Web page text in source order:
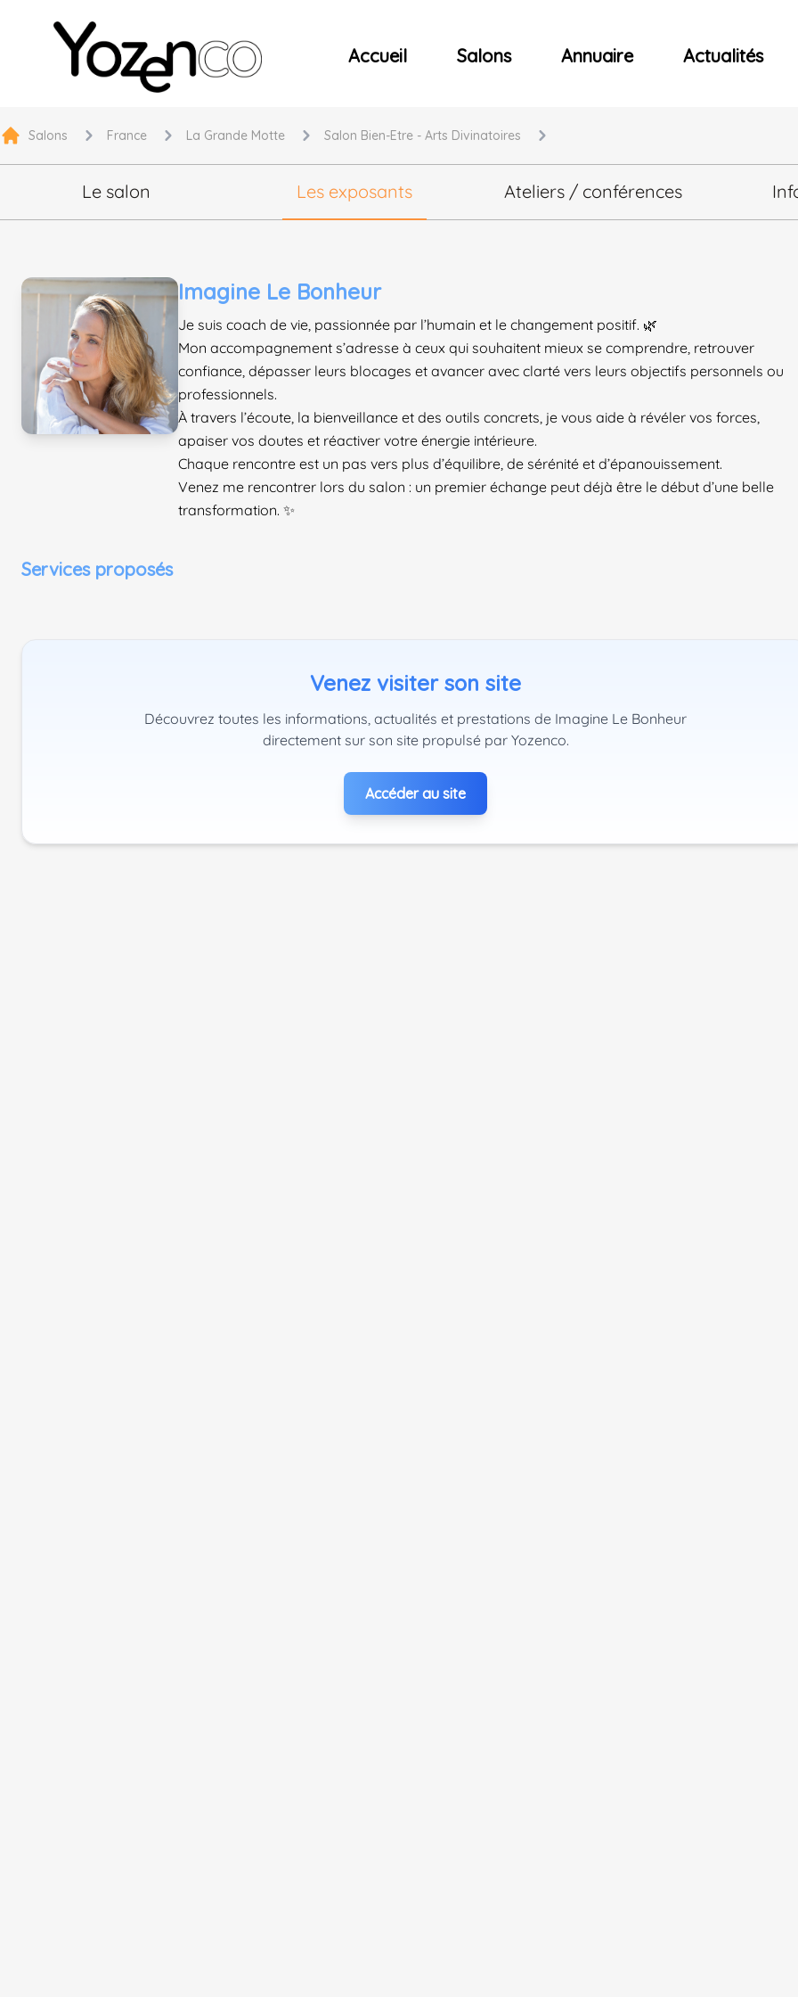
Yozenco - Organisateur de Salons, Evénements et Concerts
Accueil Salons Annuaire Actualités
Salons France La Grande Motte Salon Bien-Etre - Arts Divinatoires
Le salon Les exposants Ateliers / conférences
Imagine Le Bonheur
Je suis coach de vie, passionnée par l’humain et le changement positif. 🌿
Mon accompagnement s’adresse à ceux qui souhaitent mieux se comprendre, retrouver
confiance, dépasser leurs blocages et avancer avec clarté vers leurs objectifs personnels ou
professionnels.
À travers l’écoute, la bienveillance et des outils concrets, je vous aide à révéler vos forces,
apaiser vos doutes et réactiver votre énergie intérieure.
Chaque rencontre est un pas vers plus d’équilibre, de sérénité et d’épanouissement.
Venez me rencontrer lors du salon : un premier échange peut déjà être le début d’une belle
transformation. ✨
Services proposés
Venez visiter son site
Découvrez toutes les informations, actualités et prestations de Imagine Le Bonheur
directement sur son site propulsé par Yozenco.
Accéder au site